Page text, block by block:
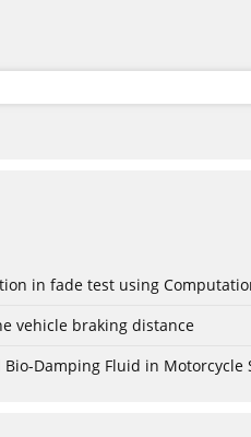
in fade test using
vehicle braking distance
Damping Fluid in